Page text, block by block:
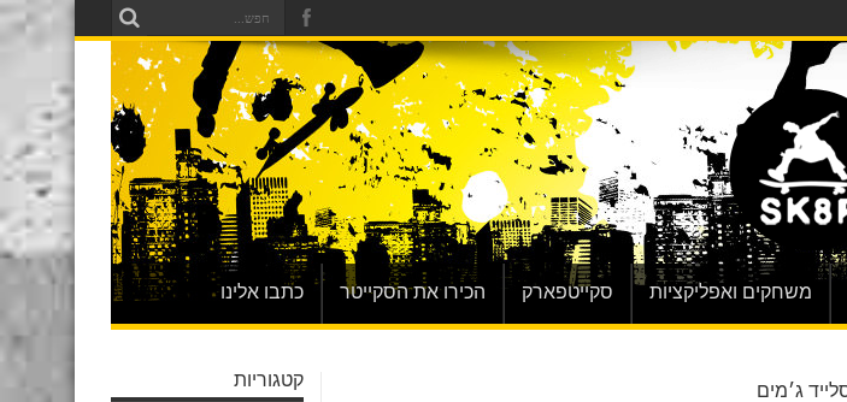
משחקים ואפליקציות סקייטפארק הכירו את הסקייטר כתבו אלינו
קטגוריות